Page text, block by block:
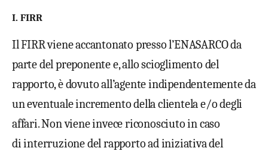
I. FIRR
Il FIRR viene accantonato presso l’ENASARCO da
parte del preponente e, allo scioglimento del
rapporto, è dovuto all’agente indipendentemente da
un eventuale incremento della clientela e/o degli
affari. Non viene invece riconosciuto in caso
di interruzione del rapporto ad iniziativa del